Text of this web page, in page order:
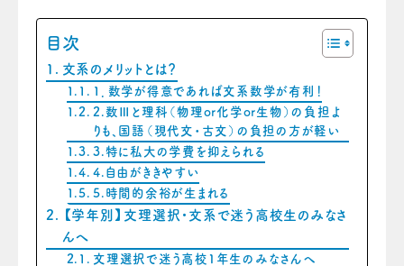
目次
文系のメリットとは？
1．数学が得意であれば文系数学が有利！
2.数Ⅲと理科（物理or化学or生物）の負担よ
りも、国語（現代文・古文）の負担の方が軽い
3.特に私大の学費を抑えられる
4.自由がききやすい
5.時間的余裕が生まれる
【学年別】文理選択・文系で迷う高校生のみなさ
んへ
文理選択で迷う高校１年生のみなさんへ